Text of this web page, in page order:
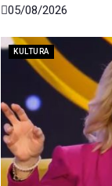
05/08/2026
KULTURA